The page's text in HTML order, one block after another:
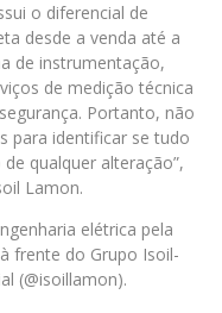
o diferencial de
desde a venda até a
de instrumentação,
de medição técnica
Portanto, não
para identificar se tudo
qualquer alteração”,
Lamon.
elétrica pela
frente do Grupo Isoil-
(@isoillamon).